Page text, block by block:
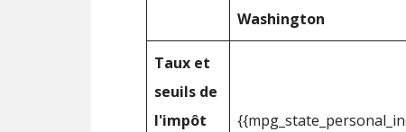
Washington
Taux et
seuils de
l'impôt